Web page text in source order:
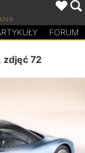
FORUM
72